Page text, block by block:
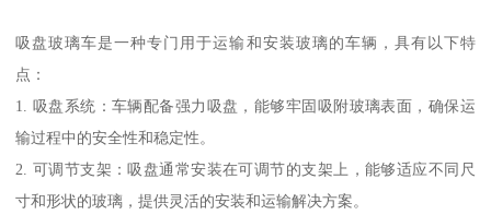
吸盘玻璃车是一种专门用于运输和安装玻璃的车辆，具有以下特
点：
1. 吸盘系统：车辆配备强力吸盘，能够牢固吸附玻璃表面，确保运
输过程中的安全性和稳定性。
2. 可调节支架：吸盘通常安装在可调节的支架上，能够适应不同尺
寸和形状的玻璃，提供灵活的安装和运输解决方案。